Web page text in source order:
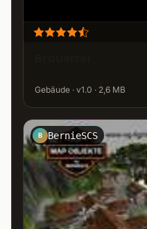
Gebäude · v1.0 · 2,6 MB
B BernieSCS